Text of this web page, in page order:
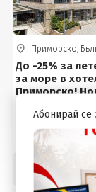
Приморско,
До -25% за
за море в
Приморско!
закуска,
вечеря или
inclusive +
Безплатно за
Цена от: 28
.00
Абонирай се